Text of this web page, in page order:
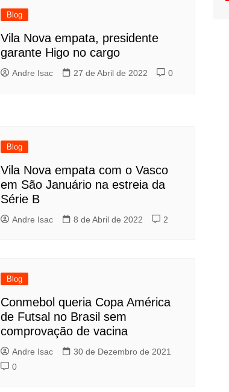
Blog
Vila Nova empata, presidente
garante Higo no cargo
Andre Isac 27 de Abril de 2022 0
Blog
Vila Nova empata com o Vasco
em São Januário na estreia da
Série B
Andre Isac 8 de Abril de 2022 2
Blog
Conmebol queria Copa América
de Futsal no Brasil sem
comprovação de vacina
Andre Isac
30 de Dezembro de 2021
0